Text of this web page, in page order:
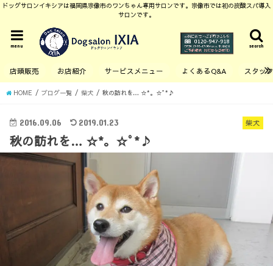
ドッグサロンイキシアは福岡県宗像市のワンちゃん専用サロンです。宗像市では初の炭酸スパ導入
サロンです。
search
menu
店頭販売 お店紹介 サービスメニュー よくあるQ&A スタッ
HOME ブログ一覧 柴犬 秋の訪れを… ☆*。☆ﾟ*♪
柴犬
2016.09.06 2019.01.23
秋の訪れを… ☆*。☆ﾟ*♪